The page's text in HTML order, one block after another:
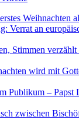
Weihnachten
Verrat an
Stimmen
wird mit
Publikum – Papst
zwischen